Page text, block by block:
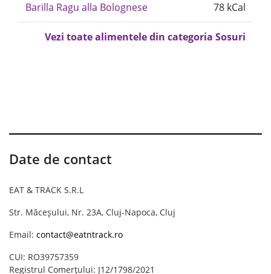
Barilla Ragu alla Bolognese 78 kCal
Vezi toate alimentele din categoria Sosuri
Date de contact
EAT & TRACK S.R.L
Str. Măceșului, Nr. 23A, Cluj-Napoca, Cluj
Email: contact@eatntrack.ro
CUI: RO39757359
Registrul Comerțului: J12/1798/2021